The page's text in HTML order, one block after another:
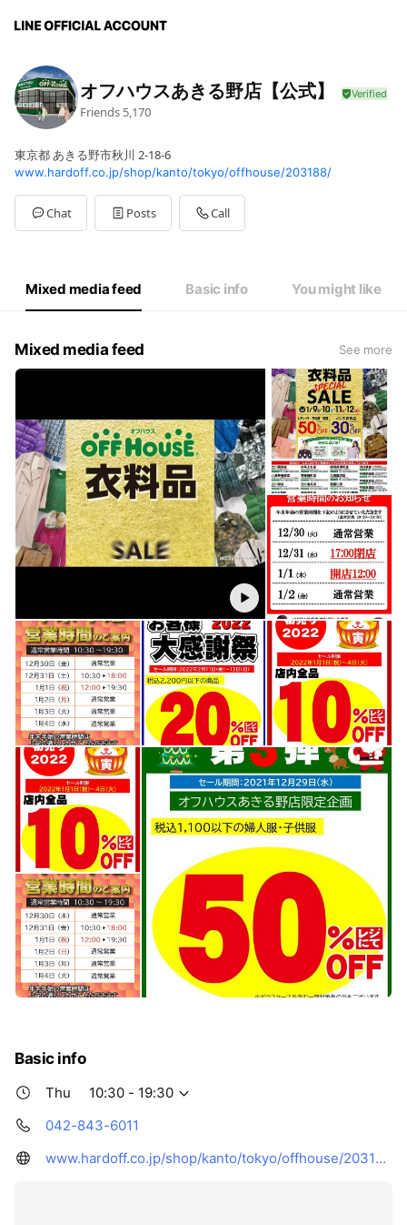
オフハウスあきる野店【公式】
Friends 5,170
東京都 あきる野市秋川 2-18-6
www.hardoff.co.jp/shop/kanto/tokyo/offhouse/203188/
Chat Posts Call
Mixed media feed Basic info You might like
Mixed media feed See more
Basic info
Thu
10:30 - 19:30
042-843-6011
www.hardoff.co.jp/shop/kanto/tokyo/offhouse/203188/